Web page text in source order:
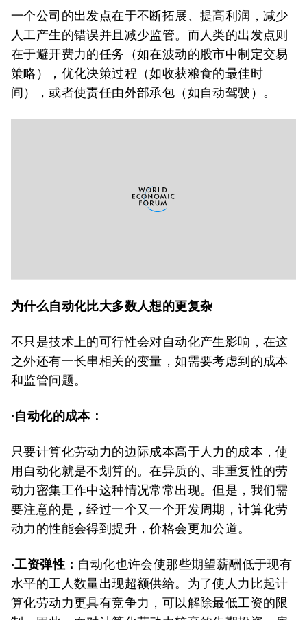
一个公司的出发点在于不断拓展、提高利润，减少
人工产生的错误并且减少监管。而人类的出发点则
在于避开费力的任务（如在波动的股市中制定交易
策略），优化决策过程（如收获粮食的最佳时
间），或者使责任由外部承包（如自动驾驶）。
为什么自动化比大多数人想的更复杂
不只是技术上的可行性会对自动化产生影响，在这
之外还有一长串相关的变量，如需要考虑到的成本
和监管问题。
·自动化的成本：
只要计算化劳动力的边际成本高于人力的成本，使
用自动化就是不划算的。在异质的、非重复性的劳
动力密集工作中这种情况常常出现。但是，我们需
要注意的是，经过一个又一个开发周期，计算化劳
动力的性能会得到提升，价格会更加公道。
·工资弹性： 自动化也许会使那些期望薪酬低于现有
水平的工人数量出现超额供给。为了使人力比起计
算化劳动力更具有竞争力，可以解除最低工资的限